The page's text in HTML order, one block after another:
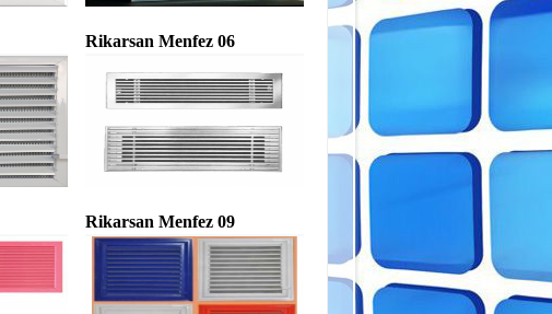
Rikarsan Menfez 06
Rikarsan Menfez 09